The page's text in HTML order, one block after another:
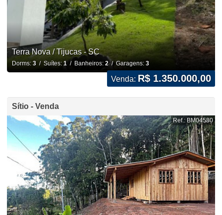
Terra Nova / Tijucas - SC
Dorms: 3/ Suítes: 1/ Banheiros: 2/ Garagens: 3
Venda: R$ 1.350.000,00
Sítio - Venda
Ref.: BM04580